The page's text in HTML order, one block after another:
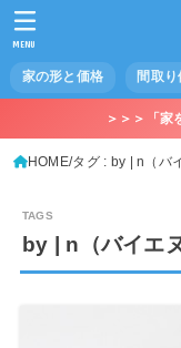
家の形と価格 間取
MENU
＞＞＞「家
HOME タグ : by | n（バ
by | n（バイエヌ